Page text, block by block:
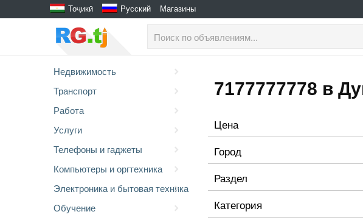
Тоҷикӣ Русский Магазины
Недвижимость
Транспорт
Работа
Услуги
Телефоны и гаджеты
Компьютеры и оргтехника
Электроника и бытовая техника
Обучение
7177777778 в
Цена
Город
Раздел
Категория